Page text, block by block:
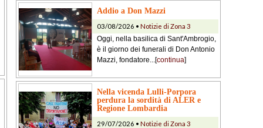
Addio a Don Mazzi
03/08/2026 • Notizie di Zona 3
Oggi, nella basilica di Sant'Ambrogio,
è il giorno dei funerali di Don Antonio
Mazzi, fondatore...[continua]
Nella vicenda Lulli-Porpora
perdura la sordità di ALER e
Regione Lombardia
29/07/2026 • Notizie di Zona 3